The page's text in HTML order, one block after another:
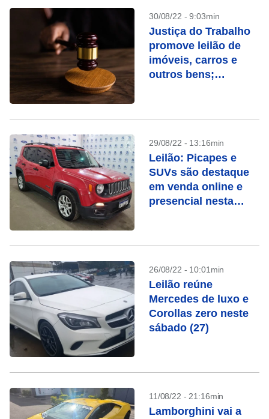
30/08/22 - 9:03min
Justiça do Trabalho
promove leilão de
imóveis, carros e
outros bens;
29/08/22 - 13:16min
Leilão: Picapes e
SUVs são destaque
em venda online e
presencial nesta
26/08/22 - 10:01min
Leilão reúne
Mercedes de luxo e
Corollas zero neste
sábado (27)
11/08/22 - 21:16min
Lamborghini vai a